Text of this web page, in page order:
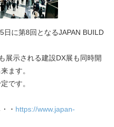
に第8回となるJAPAN BUILD
展示される建設DX展も同時開
ます。
です。
・ https://www.japan-